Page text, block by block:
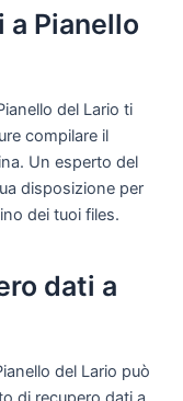
a Pianello
del Lario ti
compilare il
Un esperto del
disposizione per
dei tuoi files.
dati a
del Lario può